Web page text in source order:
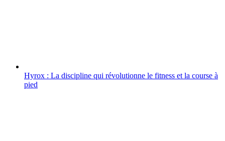
Hyrox : La discipline qui révolutionne le fitness et la course à
pied